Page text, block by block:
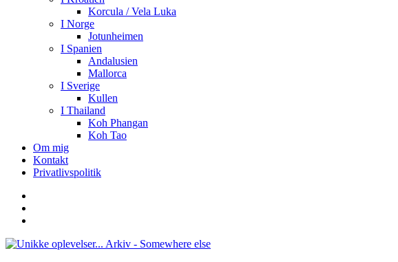
Korcula / Vela Luka
I Norge
Jotunheimen
I Spanien
Andalusien
Mallorca
I Sverige
Kullen
I Thailand
Koh Phangan
Koh Tao
Om mig
Kontakt
Privatlivspolitik